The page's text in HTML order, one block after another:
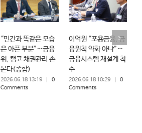
“민간과 똑같은 모습
은 아픈 부분”…금융
위, 캠코 채권관리 손
본다(종합)
2026.06.18 13:19
0
Comments
이억원 “포용금융, 금
융원칙 약화 아냐”…
금융시스템 재설계 착
수
2026.06.18 10:29
0
Comments